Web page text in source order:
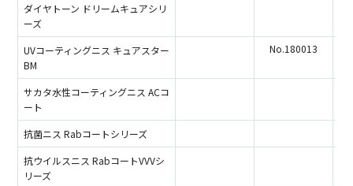
ダイヤトーン ドリームキュアシリ
ーズ
UVコーティングニス キュアスター
BM
No.180013
サカタ水性コーティングニス ACコ
ート
抗菌ニス Rabコートシリーズ
抗ウイルスニス RabコートVVVシ
リーズ